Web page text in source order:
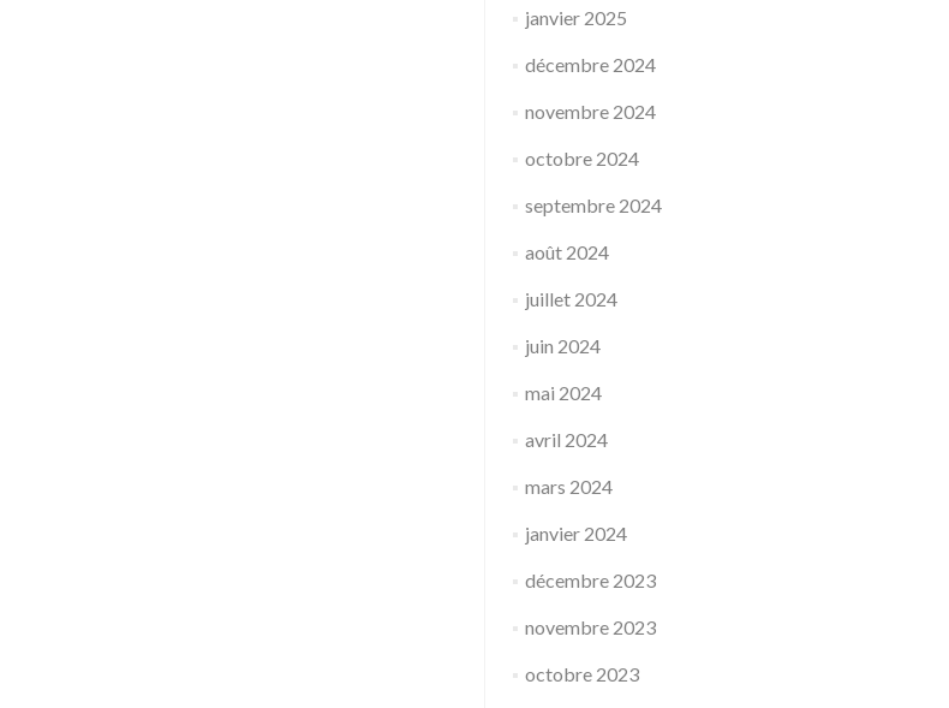
janvier 2025
décembre 2024
novembre 2024
octobre 2024
septembre 2024
août 2024
juillet 2024
juin 2024
mai 2024
avril 2024
mars 2024
janvier 2024
décembre 2023
novembre 2023
octobre 2023